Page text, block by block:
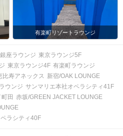
有楽町リゾートラウンジ
銀座ラウンジ 東京ラウンジ5F
東京ラウンジ4F 有楽町ラウンジ
比寿アネックス 新宿/OAK LOUNGE
ウンジ サンマリエ本社オペラシティ41F
田 赤坂/GREEN JACKET LOUNGE
ラシティ40F